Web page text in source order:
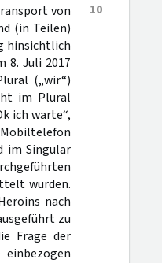
10
von
(in Teilen)
hinsichtlich
8. Juli 2017
(„wir“)
im Plural
ich warte“,
Mobiltelefon
im Singular
wurden.
nach
zu
Frage der